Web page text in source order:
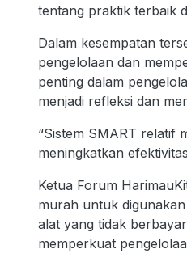
tentang praktik terbaik
Dalam kesempatan
pengelolaan dan
penting dalam
menjadi refleksi dan
“Sistem SMART relatif
meningkatkan
Ketua Forum
murah untuk
alat yang tidak
memperkuat